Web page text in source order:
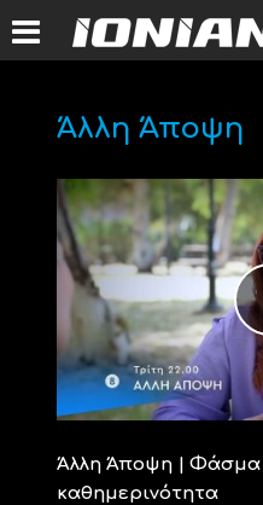
Άλλη Άποψη
Άλλη Άποψη | Φάσμα
καθημερινότητα